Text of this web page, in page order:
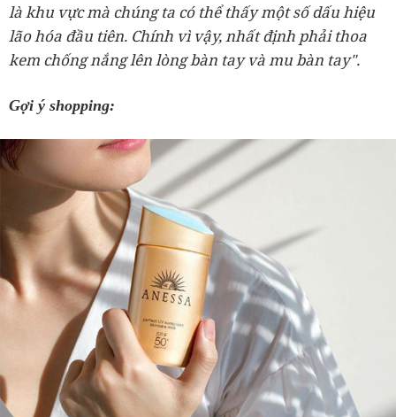
là khu vực mà chúng ta có thể thấy một số dấu hiệu
lão hóa đầu tiên. Chính vì vậy, nhất định phải thoa
kem chống nắng lên lòng bàn tay và mu bàn tay".
Gợi ý shopping: